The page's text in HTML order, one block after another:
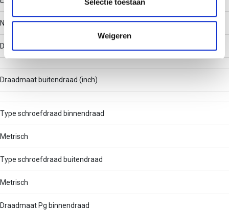
informatie die u aan ze heeft verstrekt of die ze hebben
verzameld op basis van uw gebruik van hun services.
Selectie toestaan
Weigeren
Nee
Draadmaat binnendraad (inch)
Draadmaat buitendraad (inch)
Type schroefdraad binnendraad
Metrisch
Type schroefdraad buitendraad
Metrisch
Draadmaat Pg binnendraad